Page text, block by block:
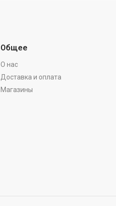
Общее
О нас
Доставка и оплата
Магазины